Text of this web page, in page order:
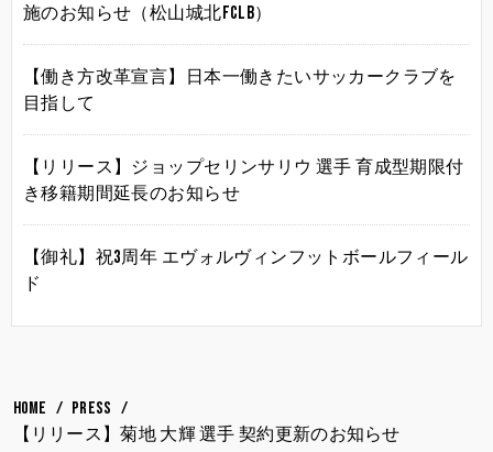
施のお知らせ（松山城北FCLB）
【働き方改革宣言】日本一働きたいサッカークラブを
目指して
【リリース】ジョップセリンサリウ 選手 育成型期限付
き移籍期間延長のお知らせ
【御礼】祝3周年 エヴォルヴィンフットボールフィール
ド
HOME
PRESS
【リリース】菊地 大輝 選手 契約更新のお知らせ